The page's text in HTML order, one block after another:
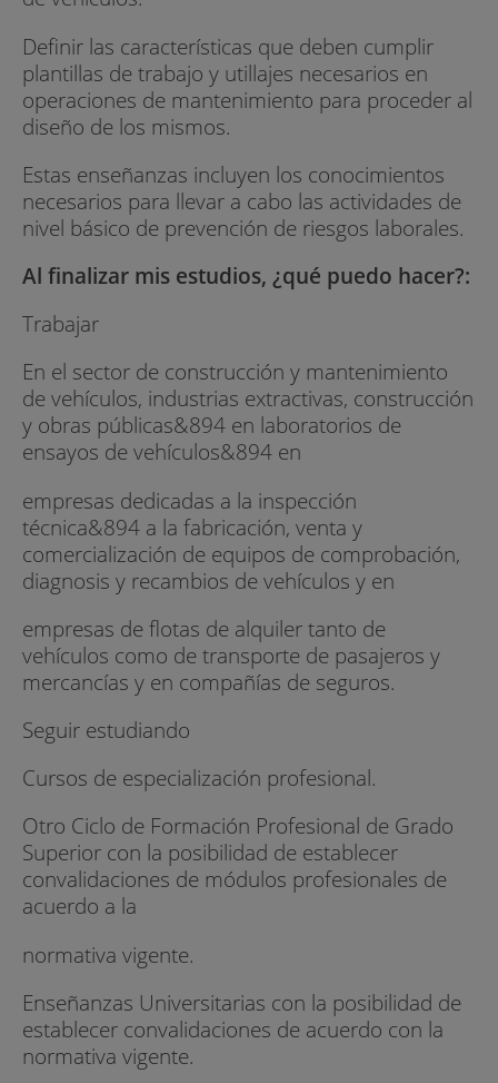
Definir las características que deben cumplir
plantillas de trabajo y utillajes necesarios en
operaciones de mantenimiento para proceder al
diseño de los mismos.
Estas enseñanzas incluyen los conocimientos
necesarios para llevar a cabo las actividades de
nivel básico de prevención de riesgos laborales.
Al finalizar mis estudios, ¿qué puedo hacer?:
Trabajar
En el sector de construcción y mantenimiento
de vehículos, industrias extractivas, construcción
y obras públicas&894 en laboratorios de
ensayos de vehículos&894 en
empresas dedicadas a la inspección
técnica&894 a la fabricación, venta y
comercialización de equipos de comprobación,
diagnosis y recambios de vehículos y en
empresas de flotas de alquiler tanto de
vehículos como de transporte de pasajeros y
mercancías y en compañías de seguros.
Seguir estudiando
Cursos de especialización profesional.
Otro Ciclo de Formación Profesional de Grado
Superior con la posibilidad de establecer
convalidaciones de módulos profesionales de
acuerdo a la
normativa vigente.
Enseñanzas Universitarias con la posibilidad de
establecer convalidaciones de acuerdo con la
normativa vigente.